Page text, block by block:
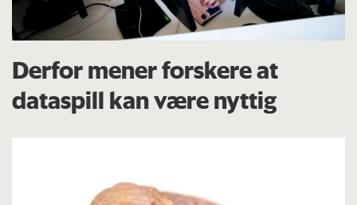
Derfor mener forskere at
dataspill kan være nyttig